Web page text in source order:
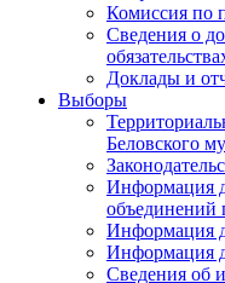
Комиссия по
Сведения о
Доклады и
Выборы
Беловского
Информация
объединений
Информация
Информация
Сведения об